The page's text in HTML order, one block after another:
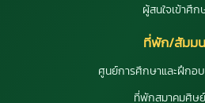
ผู้สนใจเข้าศึก
ที่พัก/สัมม
ศูนย์การศึกษาและฝึกอ
ที่พักสมาคมศิษ